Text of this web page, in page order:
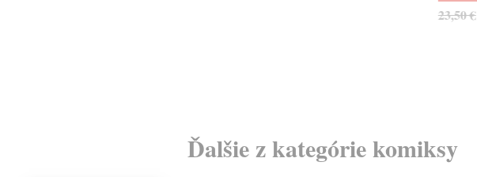
23,50 €
Ďalšie z kategórie komiksy